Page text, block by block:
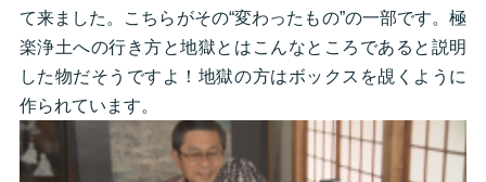
て来ました。こちらがその“変わったもの”の一部です。極
楽浄土への行き方と地獄とはこんなところであると説明
した物だそうですよ！地獄の方はボックスを覘くように
作られています。